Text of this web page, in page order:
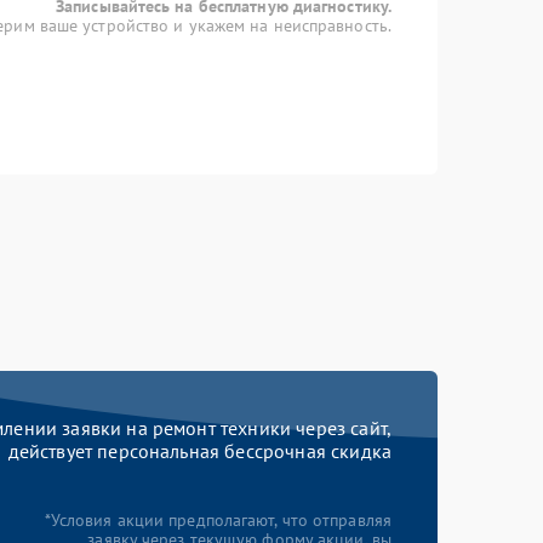
Записывайтесь на бесплатную диагностику.
ваше устройство и укажем на неисправность.
заявки на ремонт техники через сайт,
действует персональная бессрочная скидка
*Условия акции предполагают, что отправляя